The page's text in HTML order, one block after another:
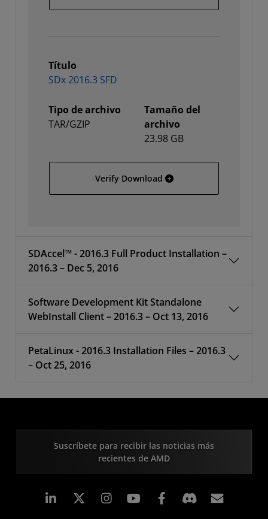
Título
SDx 2016.3 SFD
Tipo de archivo
TAR/GZIP
Tamaño del
archivo
23.98 GB
Verify Download SDx 2016.3 SFD
SDAccel™ - 2016.3 Full Product Installation –
2016.3 – Dec 5, 2016
Software Development Kit Standalone
WebInstall Client – 2016.3 – Oct 13, 2016
PetaLinux - 2016.3 Installation Files – 2016.3
– Oct 25, 2016
Suscríbete para recibir las noticias más
recientes de AMD
LinkedIn Instagram Facebook